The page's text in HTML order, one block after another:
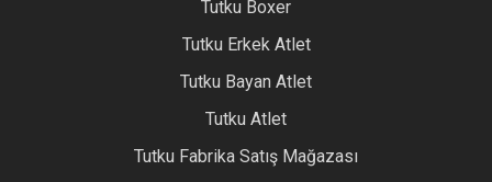
Tutku Boxer
Tutku Erkek Atlet
Tutku Bayan Atlet
Tutku Atlet
Tutku Fabrika Satış Mağazası